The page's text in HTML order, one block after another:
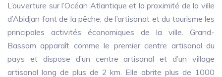
L’ouverture sur l’Océan Atlantique et la proximité de la ville
d’Abidjan font de la pêche, de l’artisanat et du tourisme les
principales activités économiques de la ville. Grand-
Bassam apparaît comme le premier centre artisanal du
pays et dispose d’un centre artisanal et d’un village
artisanal long de plus de 2 km. Elle abrite plus de 1000